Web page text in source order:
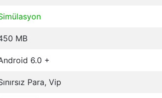
MB
6.0 +
Para, Vip